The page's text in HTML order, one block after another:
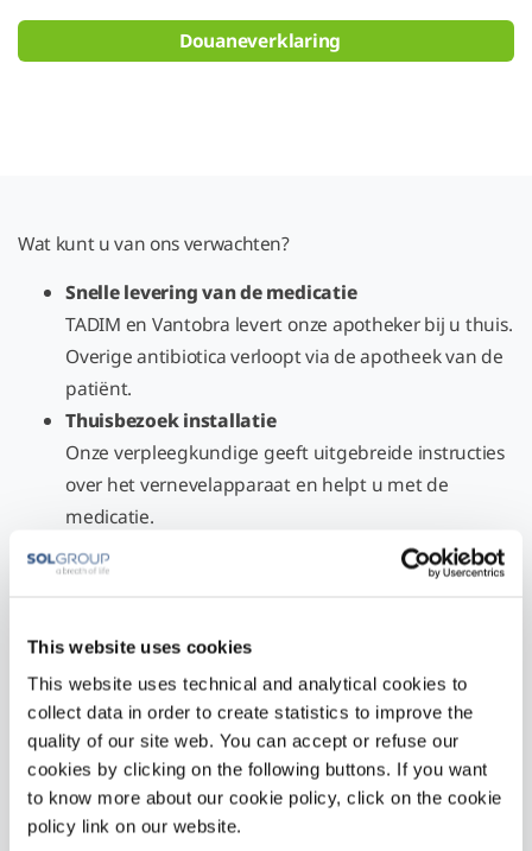
This website uses cookies
This website uses technical and analytical cookies to
collect data in order to create statistics to improve the
quality of our site web. You can accept or refuse our
cookies by clicking on the following buttons. If you want
to know more about our cookie policy, click on the cookie
policy link on our website.
Douaneverklaring
Wat kunt u van ons verwachten?
Snelle levering van de medicatie
TADIM en Vantobra levert onze apotheker bij u thuis.
Overige antibiotica verloopt via de apotheek van de
patiënt.
Thuisbezoek installatie
Onze verpleegkundige geeft uitgebreide instructies
over het vernevelapparaat en helpt u met de
medicatie.
Controle na twee weken
We kijken hoe de therapie gaat en sturen waar
Thuisbezoek na één jaar
Tijdens de jaarcontrole kijken we het apparaat na en
voorzien we u van nieuwe materialen.
Heeft u een vraag? Onze specialisten helpen u
graag.
U kunt ons op werkdagen tussen 8:30 en 17:00
bereiken via:013-5231022